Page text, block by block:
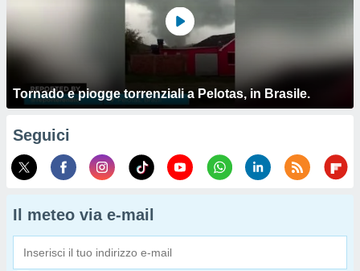
Tornado e piogge torrenziali a Pelotas, in Brasile.
Seguici
Il meteo via e-mail